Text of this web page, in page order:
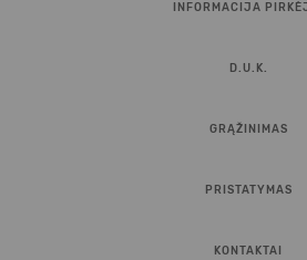
INFORMACIJA
D.U.K.
GRĄŽINIMAS
PRISTATYMAS
KONTAKTAI